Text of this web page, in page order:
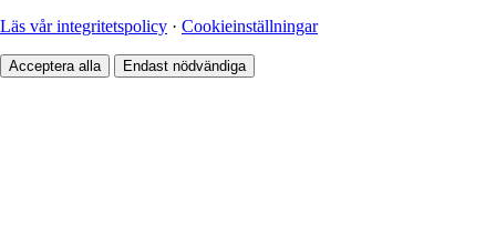
Läs vår integritetspolicy · Cookieinställningar
Acceptera alla Endast nödvändiga